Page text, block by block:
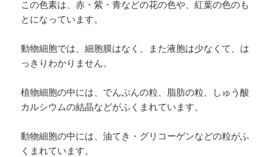
この色素は、赤・紫・青などの花の色や、紅葉の色のも
とになっています。
動物細胞では、細胞膜はなく、また液胞は少なくて、は
っきりわかりません。
植物細胞の中には、でんぷんの粒、脂肪の粒、しゅう酸
カルシウムの結晶などがふくまれています。
動物細胞の中には、油てき・グリコーゲンなどの粒がふ
くまれています。